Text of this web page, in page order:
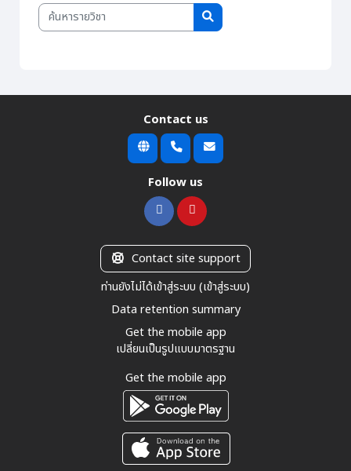
ค้นหารายวิชา
ค้นหารายวิชา
Contact us
Follow us
Contact site support
ท่านยังไม่ได้เข้าสู่ระบบ (เข้าสู่ระบบ)
Data retention summary
Get the mobile app
เปลี่ยนเป็นรูปแบบมาตรฐาน
Get the mobile app